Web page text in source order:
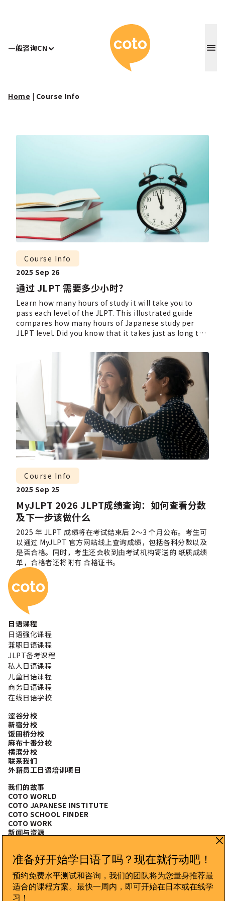
一般咨询CN Coto 日本
Home | Course Info
通过 JLPT 需要多少小时？
Course Info
2025 Sep 26
Learn how many hours of study it will take you to
pass each level of the JLPT. This illustrated guide
compares how many hours of Japanese study per
JLPT level. Did you know that it takes just as long to
accountant in the US?
MyJLPT 2026 JLPT成绩查询：如何查看分数
及下一步该做什么
Course Info
2025 Sep 25
2025 年 JLPT 成绩将在考试结束后 2～3 个月公布。考生可
以通过 MyJLPT 官方网站线上查询成绩，包括各科分数以及
是否合格。同时，考生还会收到由考试机构寄送的 纸质成绩
单，合格者还将附有 合格证书。
Coto 日本语学校
日语课程
日语强化课程
兼职日语课程
JLPT备考课程
私人日语课程
儿童日语课程
商务日语课程
在线日语学校
涩谷分校
新宿分校
饭田桥分校
麻布十番分校
横滨分校
联系我们
外籍员工日语培训项目
我们的故事
COTO WORLD
COTO JAPANESE INSTITUTE
COTO SCHOOL FINDER
COTO WORK
新闻与资源
CONNECT WITH US